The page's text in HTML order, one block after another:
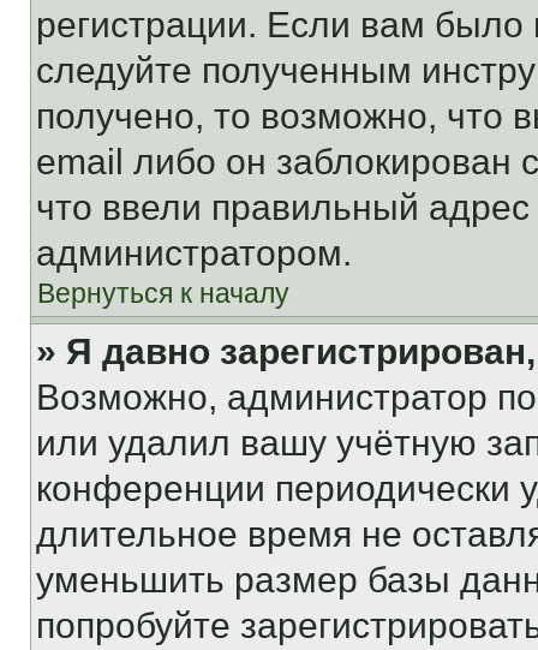
регистрации. Если вам
следуйте полученным
получено, то возможно, что
email либо он
что ввели правильный адрес
администратором.
Вернуться к началу
» Я давно
Возможно, администратор
или удалил вашу учётную
конференции периодически
длительное время не
уменьшить размер базы
попробуйте